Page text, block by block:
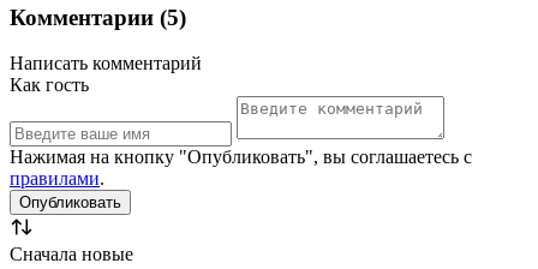
Комментарии (5)
Написать комментарий
Как гость
Нажимая на кнопку "Опубликовать", вы соглашаетесь с
правилами.
Сначала новые